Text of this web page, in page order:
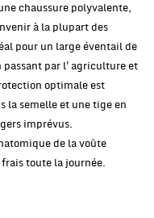
chaussure polyvalente,
à la plupart des
pour un large éventail de
passant par l'agriculture et
optimale est
la semelle et une tige en
imprévus.
de la voûte
toute la journée.